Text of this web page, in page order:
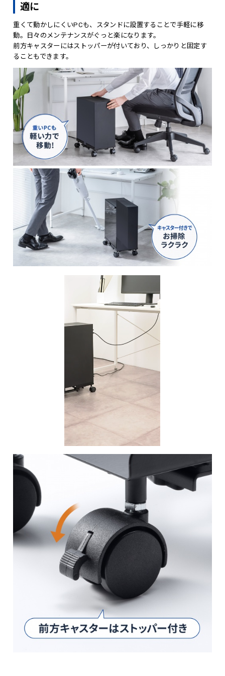
適に
重くて動かしにくいPCも、スタンドに設置することで手軽に移
動。日々のメンテナンスがぐっと楽になります。
前方キャスターにはストッパーが付いており、しっかりと固定す
ることもできます。